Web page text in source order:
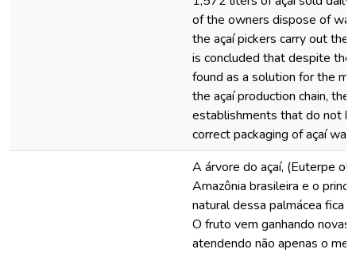
of the owners dispose of
the açaí pickers carry out the
is concluded that despite
found as a solution for the
the açaí production chain,
establishments that do not
correct packaging of açaí
A árvore do açaí, (Euterpe
Amazônia brasileira e o
natural dessa palmácea fica
O fruto vem ganhando
atendendo não apenas o